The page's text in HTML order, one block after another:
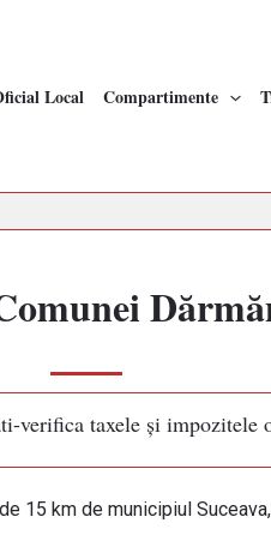
Local Compartimente
verifica taxele și impozitele
15 km de municipiul